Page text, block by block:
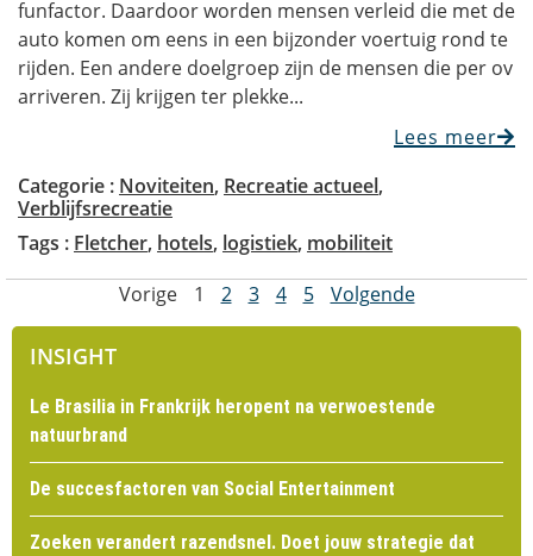
funfactor. Daardoor worden mensen verleid die met de
auto komen om eens in een bijzonder voertuig rond te
rijden. Een andere doelgroep zijn de mensen die per ov
arriveren. Zij krijgen ter plekke...
Lees meer
Categorie : Noviteiten, Recreatie actueel,
Verblijfsrecreatie
Tags : Fletcher, hotels, logistiek, mobiliteit
Vorige
1 2 3 4 5 Volgende
INSIGHT
Le Brasilia in Frankrijk heropent na verwoestende
natuurbrand
De succesfactoren van Social Entertainment
Zoeken verandert razendsnel. Doet jouw strategie dat